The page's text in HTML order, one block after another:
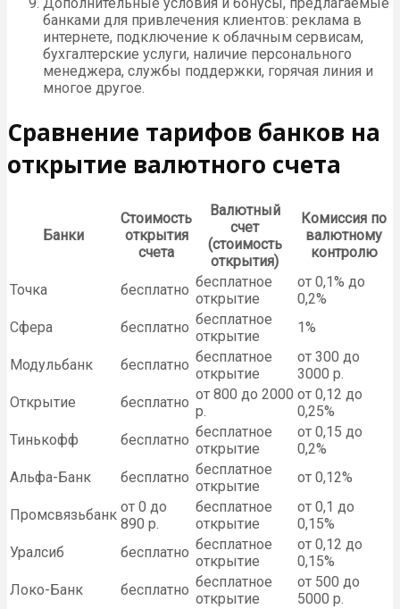
банками для привлечения клиентов: реклама в
интернете, подключение к облачным сервисам,
бухгалтерские услуги, наличие персонального
менеджера, службы поддержки, горячая линия и
многое другое.
Сравнение тарифов банков на
открытие валютного счета
Банки
Стоимость
открытия
счета
Валютный
счет
(стоимость
открытия)
Комиссия по
валютному
контролю
Точка бесплатно бесплатное
открытие
от 0,1% до
0,2%
Сфера
бесплатно бесплатное
открытие
1%
Модульбанк бесплатно бесплатное
открытие
от 300 до
3000 р.
Открытие
бесплатно от 800 до 2000
р.
от 0,12 до
0,25%
Тинькофф
бесплатно бесплатное
открытие
от 0,15 до
0,2%
Альфа-Банк
бесплатно бесплатное
открытие
от 0,12%
Промсвязьбанк от 0 до
890 р.
бесплатное
открытие
от 0,1 до
0,15%
Уралсиб
бесплатно бесплатное
открытие
от 0,12 до
0,15%
Локо-Банк
бесплатно бесплатное
открытие
от 500 до
5000 р.